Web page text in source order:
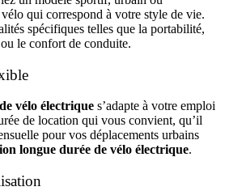
qui correspond à votre style de vie.
spécifiques telles que la portabilité,
le confort de conduite.
vélo électrique s’adapte à votre emploi
de location qui vous convient, qu’il
pour vos déplacements urbains
longue durée de vélo électrique.